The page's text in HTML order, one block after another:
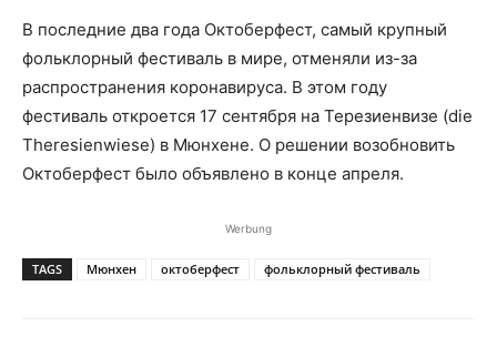
В последние два года Октоберфест, самый крупный
фольклорный фестиваль в мире, отменяли из-за
распространения коронавируса. В этом году
фестиваль откроется 17 сентября на Терезиенвизе (die
Theresienwiese) в Мюнхене. О решении возобновить
Октоберфест было объявлено в конце апреля.
Werbung
TAGS Мюнхен октоберфест фольклорный фестиваль